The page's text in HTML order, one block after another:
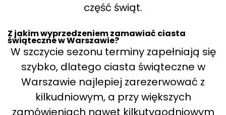
część świąt.
Z jakim wyprzedzeniem zamawiać ciasta
świąteczne w Warszawie?
W szczycie sezonu terminy zapełniają się
szybko, dlatego ciasta świąteczne w
Warszawie najlepiej zarezerwować z
kilkudniowym, a przy większych
zamówieniach nawet kilkutygodniowym